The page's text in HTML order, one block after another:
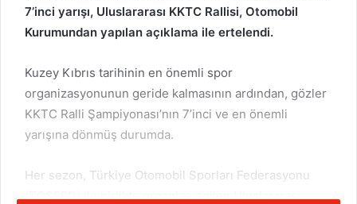
7’inci yarışı, Uluslararası KKTC Rallisi, Otomobil
Kurumundan yapılan açıklama ile ertelendi.
Kuzey Kıbrıs tarihinin en önemli spor
organizasyonunun geride kalmasının ardından, gözler
KKTC Ralli Şampiyonası’nın 7’inci ve en önemli
yarışına dönmüş durumda.
Her sezon, Türkiye Otomobil Sporları Federasyonu
(TOSFED) ile birlikte organize edilen Uluslararası